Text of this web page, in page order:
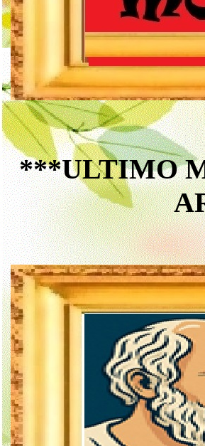
***ULTIMO